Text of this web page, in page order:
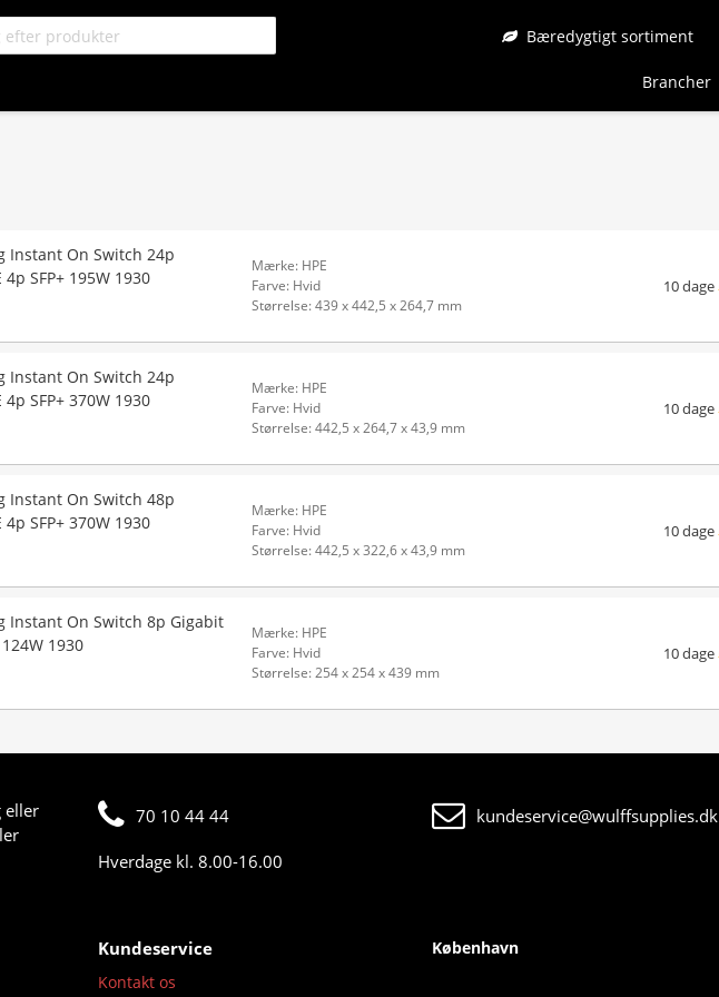
Bæredygtigt sortiment
Brancher
Instant On Switch 24p
4p SFP+ 195W 1930
Mærke: HPE
Farve: Hvid
Størrelse: 439 x 442,5 x 264,7 mm
10 dage
Instant On Switch 24p
4p SFP+ 370W 1930
Mærke: HPE
Farve: Hvid
Størrelse: 442,5 x 264,7 x 43,9 mm
10 dage
Instant On Switch 48p
4p SFP+ 370W 1930
Mærke: HPE
Farve: Hvid
Størrelse: 442,5 x 322,6 x 43,9 mm
10 dage
Instant On Switch 8p Gigabit
124W 1930
Mærke: HPE
Farve: Hvid
Størrelse: 254 x 254 x 439 mm
10 dage
eller
70 10 44 44
Hverdage kl. 8.00-16.00
kundeservice@wulffsupplies.dk
Kundeservice
Kontakt os
København